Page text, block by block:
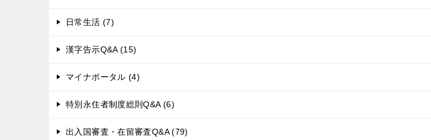
日常生活 (7)
漢字告示Q&A (15)
マイナポータル (4)
特別永住者制度総則Q&A (6)
出入国審査・在留審査Q&A (79)